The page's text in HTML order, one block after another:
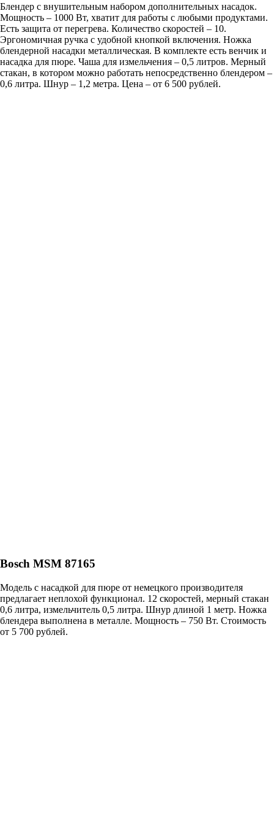
Блендер с внушительным набором дополнительных насадок.
Мощность – 1000 Вт, хватит для работы с любыми продуктами.
Есть защита от перегрева. Количество скоростей – 10.
Эргономичная ручка с удобной кнопкой включения. Ножка
блендерной насадки металлическая. В комплекте есть венчик и
насадка для пюре. Чаша для измельчения – 0,5 литров. Мерный
стакан, в котором можно работать непосредственно блендером –
0,6 литра. Шнур – 1,2 метра. Цена – от 6 500 рублей.
Bosch MSM 87165
Модель с насадкой для пюре от немецкого производителя
предлагает неплохой функционал. 12 скоростей, мерный стакан
0,6 литра, измельчитель 0,5 литра. Шнур длиной 1 метр. Ножка
блендера выполнена в металле. Мощность – 750 Вт. Стоимость
от 5 700 рублей.